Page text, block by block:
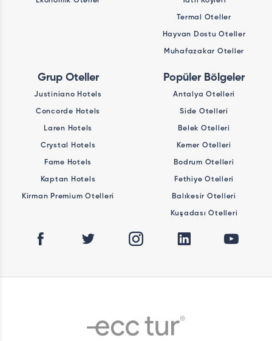
Termal Oteller
Hayvan Dostu Oteller
Muhafazakar Oteller
Grup Oteller
Justiniano Hotels
Concorde Hotels
Laren Hotels
Crystal Hotels
Fame Hotels
Kaptan Hotels
Kirman Premium Otelleri
Popüler Bölgeler
Antalya Otelleri
Side Otelleri
Belek Otelleri
Kemer Otelleri
Bodrum Otelleri
Fethiye Otelleri
Balıkesir Otelleri
Kuşadası Otelleri